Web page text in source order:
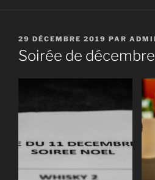
PUBLIÉ
LE
29 DÉCEMBRE 2019 PAR
Soirée de